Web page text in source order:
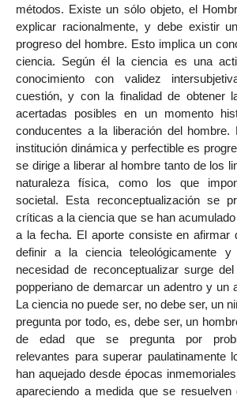
métodos. Existe un sólo objeto, el
explicar racionalmente, y debe existir
progreso del hombre. Esto implica un
ciencia. Según él la ciencia es una
conocimiento con validez
cuestión, y con la finalidad de obtener
acertadas posibles en un momento
conducentes a la liberación del hombre.
institución dinámica y perfectible es
se dirige a liberar al hombre tanto de los
naturaleza física, como los que
societal. Esta reconceptualización se
críticas a la ciencia que se han
a la fecha. El aporte consiste en afirmar
definir a la ciencia teleológicamente
necesidad de reconceptualizar surge
popperiano de demarcar un adentro y un
La ciencia no puede ser, no debe ser, un
pregunta por todo, es, debe ser, un
de edad que se pregunta por
relevantes para superar paulatinamente
han aquejado desde épocas
apareciendo a medida que se